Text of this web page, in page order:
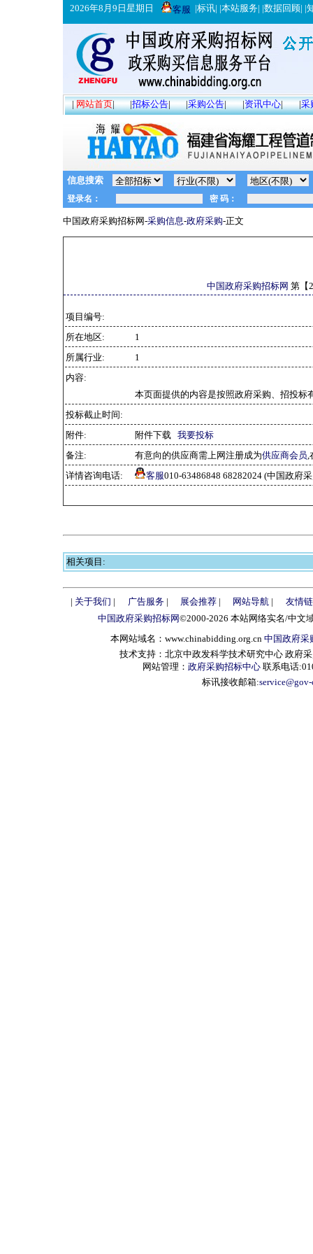
2026年8月9日星期日 客服 |标讯| |本站服务| |数据回顾| |
|网站首页| |招标公告| |采购公告| |资讯中心| |采
信息搜索
中国政府采购招标网-采购信息-政府采购-正文
中国政府采购招标网 第【
项目编号:
所在地区:
1
所属行业:
1
内容:
本页面提供的内容是按照政府采购、招投标
投标截止时间:
附件:
附件下载 我要投标
备注:
有意向的供应商需上网注册成为供应商会员,
详情咨询电话:
客服010-63486848 68282024 (中国政府
相关项目:
| 关于我们 | 广告服务| 展会推荐| 网站导航 |
友情
中国政府采购招标网©2000-2026 本站网络实名/中文
本网站域名：www.chinabidding.org.cn 中国政府采
技术支持：北京中政发科学技术研究中心 政府
网站管理： 政府采购招标中心 联系电话
标讯接收邮箱: